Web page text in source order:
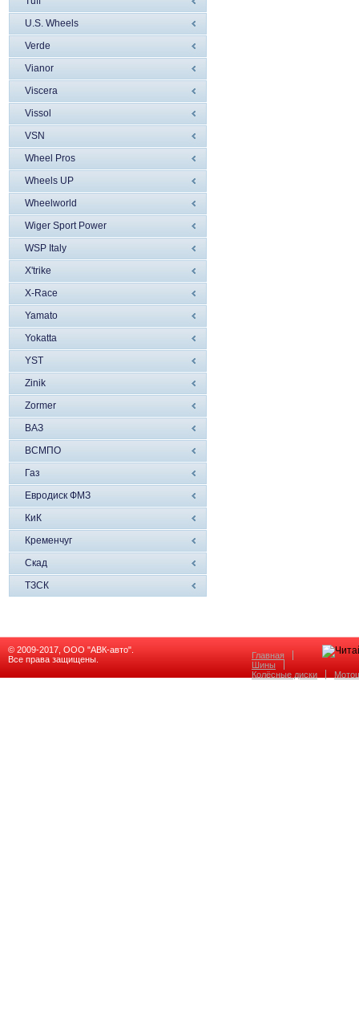
U.S. Wheels
Verde
Vianor
Viscera
Vissol
VSN
Wheel Pros
Wheels UP
Wheelworld
Wiger Sport Power
WSP Italy
X'trike
X-Race
Yamato
Yokatta
YST
Zinik
Zormer
ВАЗ
ВСМПО
Газ
Евродиск ФМЗ
КиК
Кременчуг
Скад
ТЗСК
© 2009-2017, ООО "АВК-авто".
Все права защищены.
Главная
Шины
Колёсные диски